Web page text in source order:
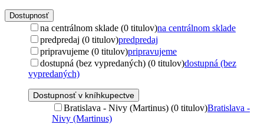
Dostupnosť
na centrálnom sklade (0 titulov)na centrálnom sklade
predpredaj (0 titulov)predpredaj
pripravujeme (0 titulov)pripravujeme
dostupná (bez vypredaných) (0 titulov)dostupná (bez
vypredaných)
Dostupnosť v kníhkupectve
Bratislava - Nivy (Martinus) (0 titulov)Bratislava -
Nivy (Martinus)